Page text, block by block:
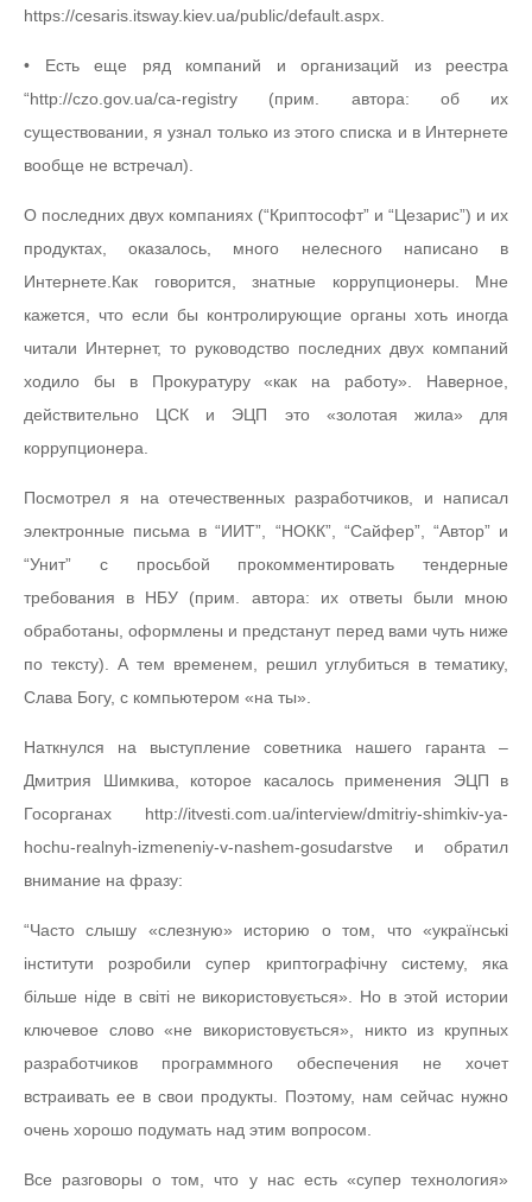
https://cesaris.itsway.kiev.ua/public/default.aspx.
• Есть еще ряд компаний и организаций из реестра
“http://czo.gov.ua/ca-registry (прим. автора: об их
существовании, я узнал только из этого списка и в Интернете
вообще не встречал).
О последних двух компаниях (“Криптософт” и “Цезарис”) и их
продуктах, оказалось, много нелесного написано в
Интернете.Как говорится, знатные коррупционеры. Мне
кажется, что если бы контролирующие органы хоть иногда
читали Интернет, то руководство последних двух компаний
ходило бы в Прокуратуру «как на работу». Наверное,
действительно ЦСК и ЭЦП это «золотая жила» для
коррупционера.
Посмотрел я на отечественных разработчиков, и написал
электронные письма в “ИИТ”, “НОКК”, “Сайфер”, “Автор” и
“Унит” с просьбой прокомментировать тендерные
требования в НБУ (прим. автора: их ответы были мною
обработаны, оформлены и предстанут перед вами чуть ниже
по тексту). А тем временем, решил углубиться в тематику,
Слава Богу, с компьютером «на ты».
Наткнулся на выступление советника нашего гаранта –
Дмитрия Шимкива, которое касалось применения ЭЦП в
Госорганах http://itvesti.com.ua/interview/dmitriy-shimkiv-ya-
hochu-realnyh-izmeneniy-v-nashem-gosudarstve и обратил
внимание на фразу:
“Часто слышу «слезную» историю о том, что «українські
інститути розробили супер криптографічну систему, яка
більше ніде в світі не використовується». Но в этой истории
ключевое слово «не використовується», никто из крупных
разработчиков программного обеспечения не хочет
встраивать ее в свои продукты. Поэтому, нам сейчас нужно
очень хорошо подумать над этим вопросом.
Все разговоры о том, что у нас есть «супер технология»